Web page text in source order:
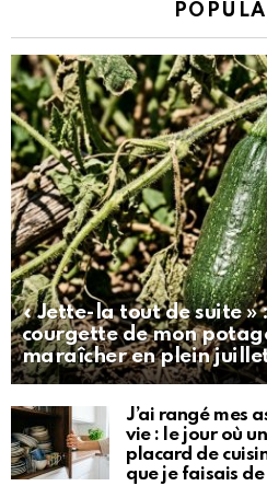
« Jette-la tout de suite »
courgette de mon
maraîcher en plein
J’ai rangé mes
vie : le jour où
placard de
que je faisais